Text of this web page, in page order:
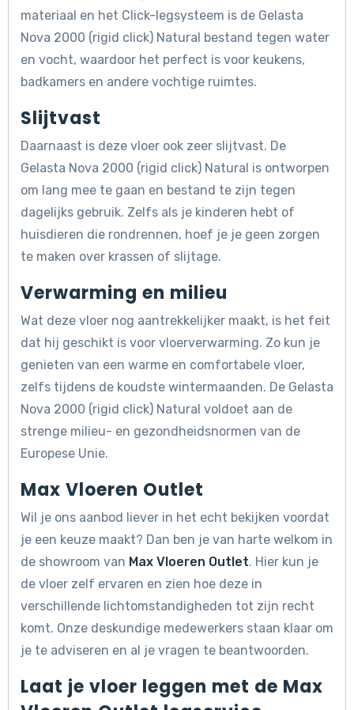
materiaal en het Click-legsysteem is de Gelasta
Nova 2000 (rigid click) Natural bestand tegen water
en vocht, waardoor het perfect is voor keukens,
badkamers en andere vochtige ruimtes.
Slijtvast
Daarnaast is deze vloer ook zeer slijtvast. De
Gelasta Nova 2000 (rigid click) Natural is ontworpen
om lang mee te gaan en bestand te zijn tegen
dagelijks gebruik. Zelfs als je kinderen hebt of
huisdieren die rondrennen, hoef je je geen zorgen
te maken over krassen of slijtage.
Verwarming en milieu
Wat deze vloer nog aantrekkelijker maakt, is het feit
dat hij geschikt is voor vloerverwarming. Zo kun je
genieten van een warme en comfortabele vloer,
zelfs tijdens de koudste wintermaanden. De Gelasta
Nova 2000 (rigid click) Natural voldoet aan de
strenge milieu- en gezondheidsnormen van de
Europese Unie.
Max Vloeren Outlet
Wil je ons aanbod liever in het echt bekijken voordat
je een keuze maakt? Dan ben je van harte welkom in
de showroom van Max Vloeren Outlet. Hier kun je
de vloer zelf ervaren en zien hoe deze in
verschillende lichtomstandigheden tot zijn recht
komt. Onze deskundige medewerkers staan klaar om
je te adviseren en al je vragen te beantwoorden.
Laat je vloer leggen met de Max